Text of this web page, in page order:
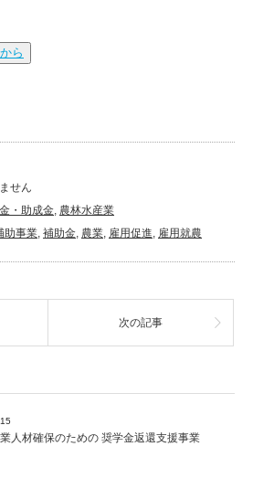
ら
せん
・助成金, 農林水産業
助事業, 補助金, 農業, 雇用促進, 雇用就農
次の記事
人材確保のための 奨学金返還支援事業